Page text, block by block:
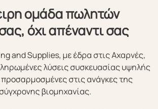
ομάδα πωλητών
όχι απέναντι σας
and Supplies, με έδρα στις Αχαρνές,
λύσεις συσκευασίας υψηλής
στις ανάγκες της
βιομηχανίας.